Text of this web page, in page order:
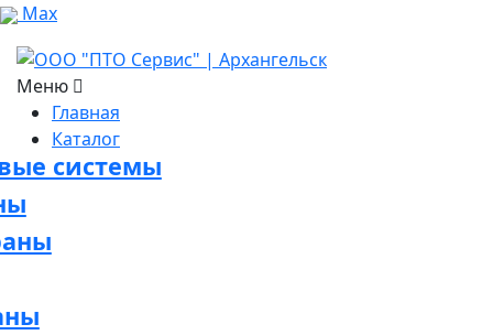
Max
Меню
Главная
Каталог
системы